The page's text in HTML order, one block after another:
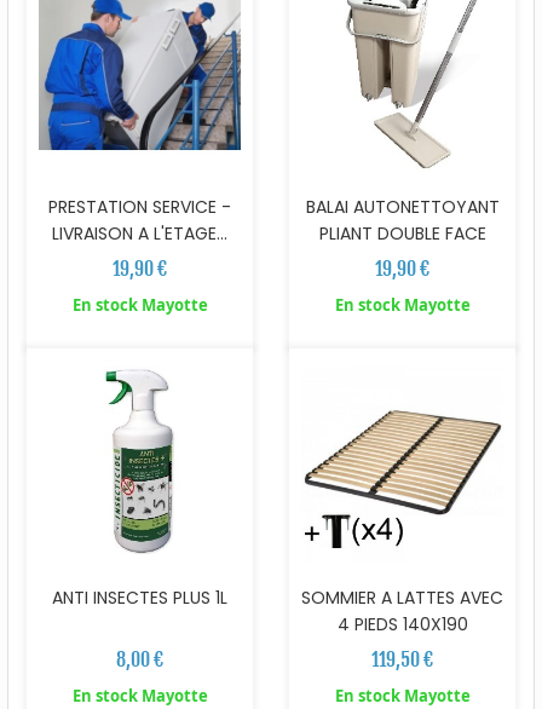
PRESTATION SERVICE -
LIVRAISON A L'ETAGE...
19,90 €
En stock Mayotte
BALAI AUTONETTOYANT
PLIANT DOUBLE FACE
19,90 €
En stock Mayotte
ANTI INSECTES PLUS 1L
8,00 €
En stock Mayotte
SOMMIER A LATTES AVEC
4 PIEDS 140X190
119,50 €
En stock Mayotte